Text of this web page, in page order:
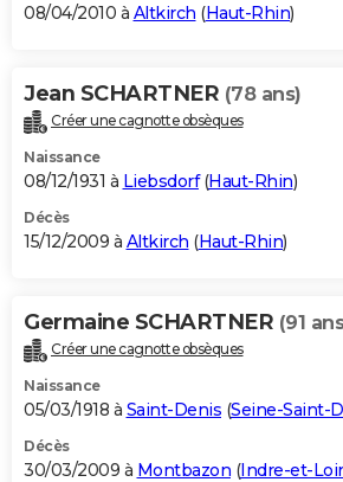
08/04/2010 à Altkirch (Haut-Rhin)
Jean SCHARTNER (78 ans)
Créer une cagnotte obsèques
Naissance
08/12/1931 à Liebsdorf(Haut-Rhin)
Décès
15/12/2009 à Altkirch (Haut-Rhin)
Germaine SCHARTNER (91
Créer une cagnotte obsèques
Naissance
05/03/1918 à Saint-Denis (Seine-Saint-
Décès
30/03/2009 à Montbazon (Indre-et-